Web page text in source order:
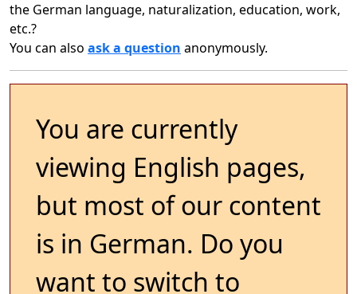
the German language, naturalization, education, work,
etc.?
You can also ask a question anonymously.
You are currently
viewing English pages,
but most of our content
is in German. Do you
want to switch to